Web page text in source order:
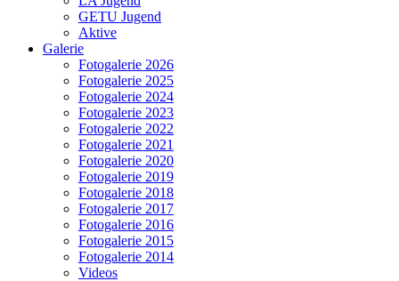
GETU Jugend
Aktive
Galerie
Fotogalerie 2026
Fotogalerie 2025
Fotogalerie 2024
Fotogalerie 2023
Fotogalerie 2022
Fotogalerie 2021
Fotogalerie 2020
Fotogalerie 2019
Fotogalerie 2018
Fotogalerie 2017
Fotogalerie 2016
Fotogalerie 2015
Fotogalerie 2014
Videos